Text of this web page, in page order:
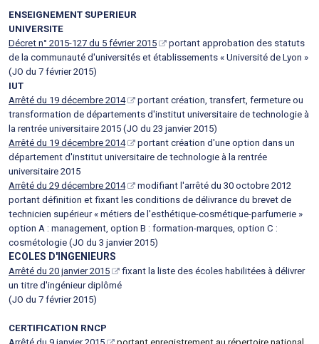
ENSEIGNEMENT SUPERIEUR
UNIVERSITE
Décret n° 2015-127 du 5 février 2015
portant approbation des statuts
de la communauté d'universités et établissements « Université de Lyon »
(JO du 7 février 2015)
IUT
Arrêté du 19 décembre 2014
portant création, transfert, fermeture ou
transformation de départements d'institut universitaire de technologie à
la rentrée universitaire 2015 (JO du 23 janvier 2015)
Arrêté du 19 décembre 2014
portant création d'une option dans un
département d'institut universitaire de technologie à la rentrée
universitaire 2015
Arrêté du 29 décembre 2014
modifiant l'arrêté du 30 octobre 2012
portant définition et fixant les conditions de délivrance du brevet de
technicien supérieur « métiers de l'esthétique-cosmétique-parfumerie »
option A : management, option B : formation-marques, option C :
cosmétologie (JO du 3 janvier 2015)
ECOLES D'INGENIEURS
Arrêté du 20 janvier 2015
fixant la liste des écoles habilitées à délivrer
un titre d'ingénieur diplômé
(JO du 7 février 2015)
CERTIFICATION RNCP